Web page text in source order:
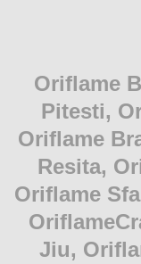
Oriflame
Pitesti,
Oriflame
Resita,
Oriflame
Jiu,